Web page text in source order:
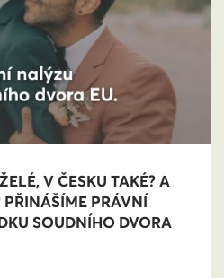
V ČESKU TAKÉ? A
PRÁVNÍ
SOUDNÍHO DVORA